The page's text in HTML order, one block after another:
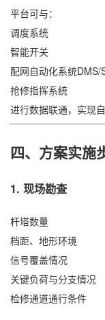
平台可与：
调度系统
智能开关
配网自动化系统DMS/
抢修指挥系统
进行数据联通，实现
四、方案实施
1. 现场勘查
杆塔数量
档距、地形环境
信号覆盖情况
关键负荷与分支情况
检修通道通行条件